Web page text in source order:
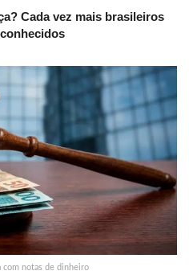
Cada vez mais brasileiros
com notas de dinheiro